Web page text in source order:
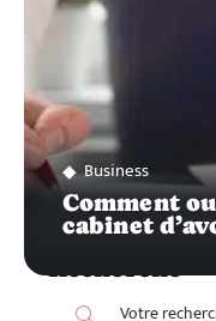
Business
Comment
cabinet
Recherche